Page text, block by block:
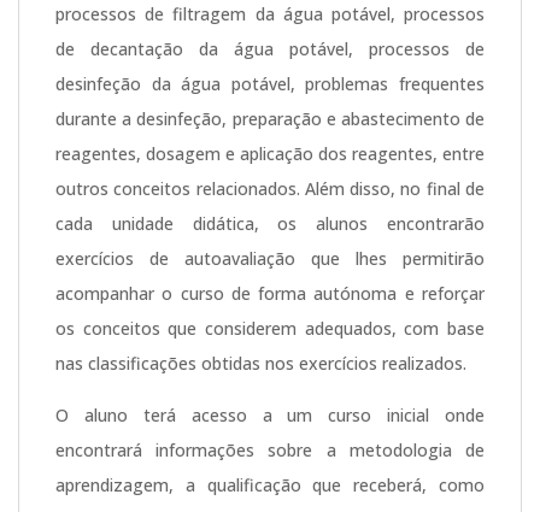
processos de filtragem da água potável, processos
de decantação da água potável, processos de
desinfeção da água potável, problemas frequentes
durante a desinfeção, preparação e abastecimento de
reagentes, dosagem e aplicação dos reagentes, entre
outros conceitos relacionados. Além disso, no final de
cada unidade didática, os alunos encontrarão
exercícios de autoavaliação que lhes permitirão
acompanhar o curso de forma autónoma e reforçar
os conceitos que considerem adequados, com base
nas classificações obtidas nos exercícios realizados.
O aluno terá acesso a um curso inicial onde
encontrará informações sobre a metodologia de
aprendizagem, a qualificação que receberá, como